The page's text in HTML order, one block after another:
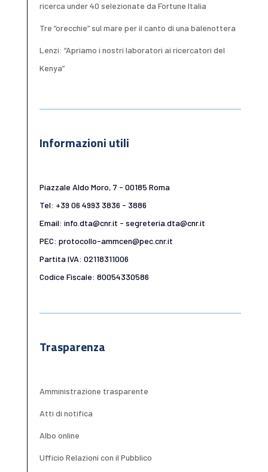
ricerca under 40 selezionate da Fortune Italia
Tre “orecchie” sul mare per il canto di una balenottera
Lenzi: “Apriamo i nostri laboratori ai ricercatori del
Kenya”
Informazioni utili
Piazzale Aldo Moro, 7 - 00185 Roma
Tel: +39 06 4993 3836 - 3886
Email: info.dta@cnr.it - segreteria.dta@cnr.it
PEC: protocollo-ammcen@pec.cnr.it
Partita IVA: 02118311006
Codice Fiscale: 80054330586
Trasparenza
Amministrazione trasparente
Atti di notifica
Albo online
Ufficio Relazioni con il Pubblico